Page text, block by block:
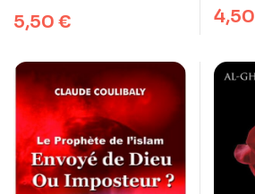
5,50 € 4,50